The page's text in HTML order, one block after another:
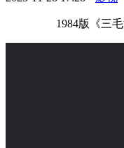
1984版《三毛